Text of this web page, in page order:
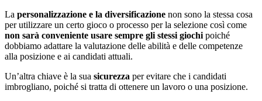
La personalizzazione e la diversificazione non sono la stessa cosa
per utilizzare un certo gioco o processo per la selezione così come
non sarà conveniente usare sempre gli stessi giochi poiché
dobbiamo adattare la valutazione delle abilità e delle competenze
alla posizione e ai candidati attuali.
Un’altra chiave è la sua sicurezza per evitare che i candidati
imbrogliano, poiché si tratta di ottenere un lavoro o una posizione.